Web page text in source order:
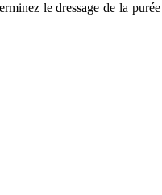
le dressage de la